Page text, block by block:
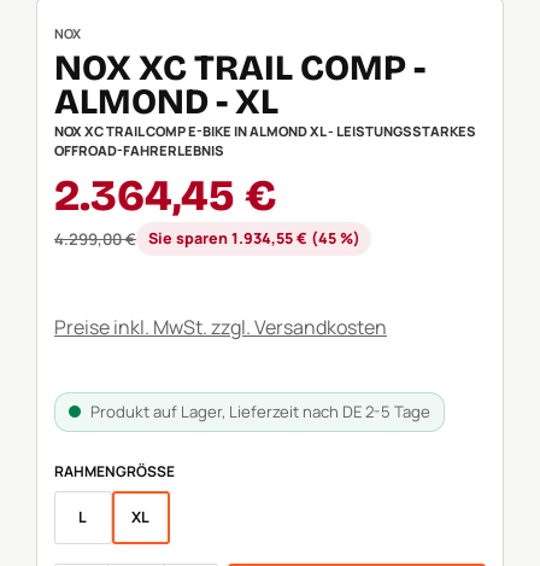
NOX
NOX XC TRAIL COMP -
ALMOND - XL
NOX XC TRAIL COMP E-BIKE IN ALMOND XL - LEISTUNGSSTARKES
OFFROAD-FAHRERLEBNIS
Verkaufspreis:
2.364,45 €
Regulärer Preis:
4.299,00 € Sie sparen 1.934,55 € (45 %)
Preise inkl. MwSt. zzgl. Versandkosten
Produkt auf Lager, Lieferzeit nach DE 2-5 Tage
RAHMENGRÖSSE AUSWÄHLEN
L XL